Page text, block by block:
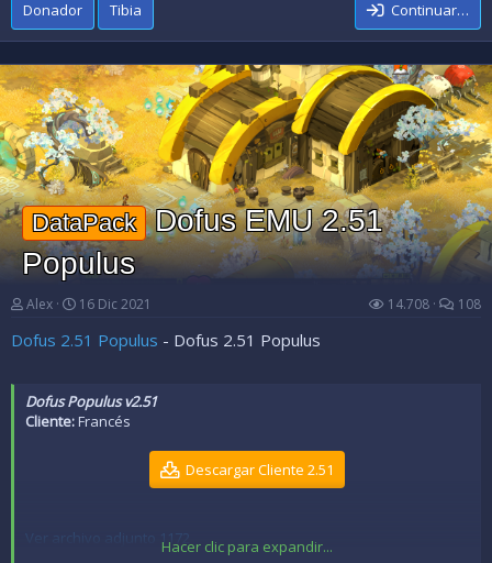
Incluye todos...
Donador Tibia Continuar…
DataPack Dofus EMU 2.51
Populus
Alex 16 Dic 2021 14.708 108
Dofus 2.51 Populus - Dofus 2.51 Populus
Dofus Populus v2.51
Cliente:Francés
Descargar Cliente 2.51
Ver archivo adjunto 1172Hacer clic para expandir...